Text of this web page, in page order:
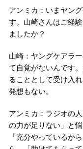
アンミカ：いまヤン
す。山崎さんはご経
ましたか？
山崎：ヤングケアラ
て自覚がないんです
ることとして受け入
発想もない。
アンミカ：ラジオの
の力が足りない」と
「充分やっているか